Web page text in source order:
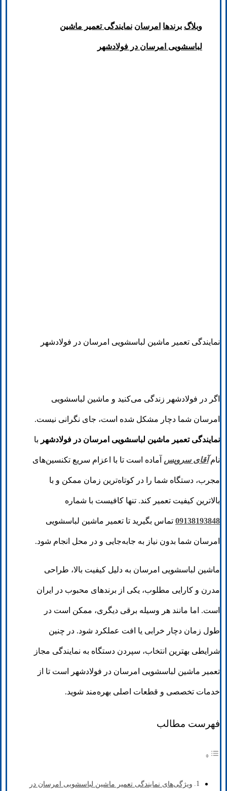
وبلاگ برند‌ها امرسان نمایندگی تعمیر ماشین
لباسشویی امرسان در فولادشهر
نمایندگی تعمیر ماشین لباسشویی امرسان در فولادشهر
اگر در فولادشهر زندگی می‌کنید و ماشین لباسشویی
امرسان شما دچار مشکل شده است، جای نگرانی نیست.
نمایندگی تعمیر ماشین لباسشویی امرسان در فولادشهر با
نامآقای سرویس آماده است تا با اعزام سریع تکنسین‌های
مجرب، دستگاه شما را در کوتاه‌ترین زمان ممکن و با
بالاترین کیفیت تعمیر کند. تنها کافیست با شماره
09138193848 تماس بگیرید تا تعمیر ماشین لباسشویی
امرسان شما بدون نیاز به جابه‌جایی و در محل انجام شود.
ماشین لباسشویی امرسان به دلیل کیفیت بالا، طراحی
مدرن و کارایی مطلوب، یکی از برندهای محبوب در ایران
است. اما مانند هر وسیله برقی دیگری، ممکن است در
طول زمان دچار خرابی یا افت عملکرد شود. در چنین
شرایطی بهترین انتخاب، سپردن دستگاه به نمایندگی مجاز
تعمیر ماشین لباسشویی امرسان در فولادشهر است تا از
خدمات تخصصی و قطعات اصلی بهره‌مند شوید.
فهرست مطالب
ویژگی‌های نمایندگی تعمیر ماشین لباسشویی امرسان در